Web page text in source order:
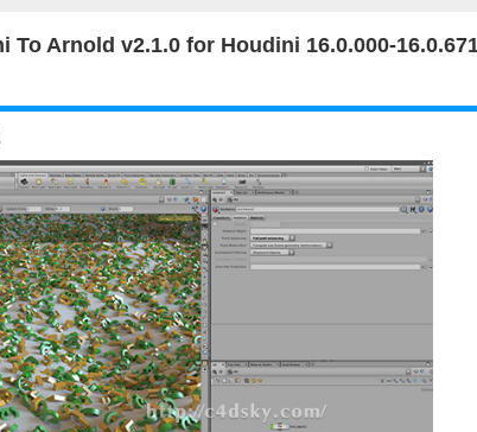
To Arnold v2.1.0 for Houdini 16.0.000-